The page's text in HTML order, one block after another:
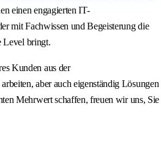
einen engagierten IT-
mit Fachwissen und Begeisterung die
Level bringt.
Kunden aus der
aber auch eigenständig Lösungen
Mehrwert schaffen, freuen wir uns, Sie